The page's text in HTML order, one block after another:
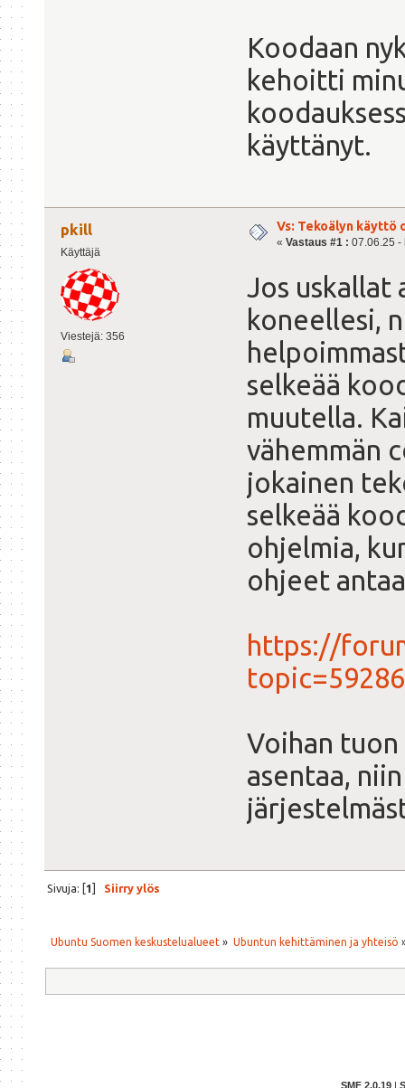
Koodaan
kehoitti
käyttänyt.
pkill
Käyttäjä
Viestejä: 356
Vs: Tekoälyn käyttö
« Vastaus #1 : 07.06.25 -
Jos uskallat
koneellesi,
selkeää
muutella.
vähemmän
jokainen
selkeää
ohjelmia,
ohjeet
https://
Voihan
asentaa,
Sivuja: [1] Siirry ylös
Ubuntu Suomen keskustelualueet » Ubuntun kehittäminen ja yhteisö
SMF 2.0.19 |